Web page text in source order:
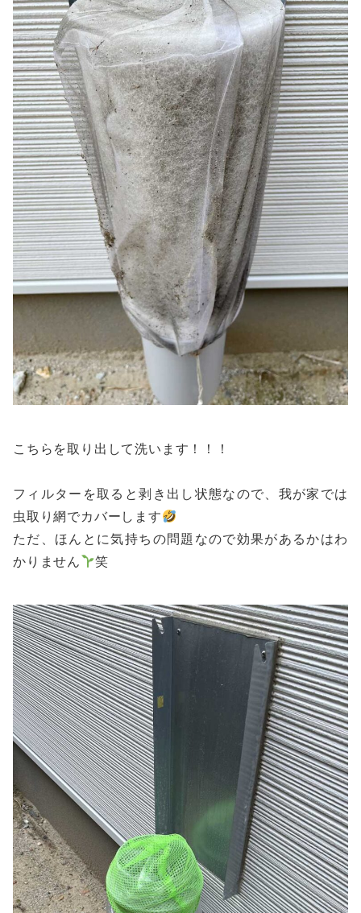
こちらを取り出して洗います！！！
フィルターを取ると剥き出し状態なので、我が家では
虫取り網でカバーします
ただ、ほんとに気持ちの問題なので効果があるかはわ
かりません
笑